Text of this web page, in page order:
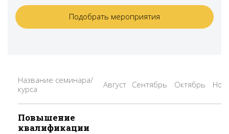
Название семинара/
курса
Август Сентябрь Октябрь
Повышение
квалификации